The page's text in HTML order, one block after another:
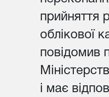
прийняття
облікової
повідомив
і має